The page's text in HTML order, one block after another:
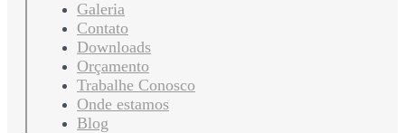
Galeria
Contato
Downloads
Orçamento
Trabalhe Conosco
Onde estamos
Blog